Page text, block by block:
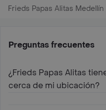
Frieds Papas Alitas Medellín
Preguntas frecuentes
¿Frieds Papas Alitas
cerca de mi ubicación?